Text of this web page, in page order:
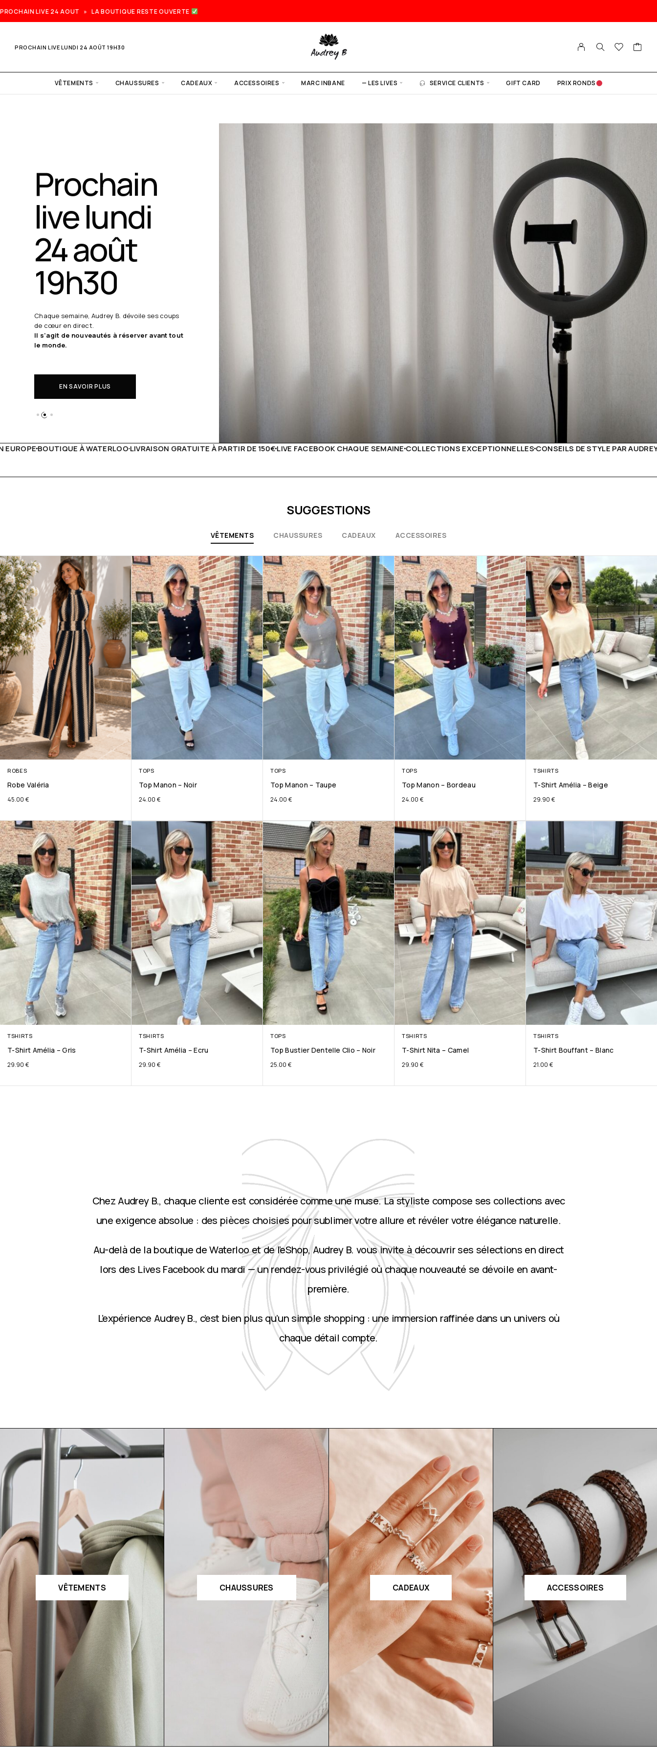
PROCHAIN LIVE 24 AOUT » LA BOUTIQUE RESTE OUVERTE
PROCHAIN LIVE LUNDI 24 AOÛT 19H30
VÊTEMENTS CHAUSSURES CADEAUX ACCESSOIRES MARC INBANE — LES LIVES SERVICE CLIENTS GIFT CARD PRIX RONDS
Prochain
live lundi
24 août
19h30
Chaque semaine, Audrey B. dévoile ses coups
de cœur en direct.
Il s'agit de nouveautés à réserver avant tout
le monde.
EN SAVOIR PLUS
GRATUITE À PARTIR DE 150€LIVE FACEBOOK CHAQUE SEMAINECOLLECTIONS EXCEPTIONNELLESCONSEILS DE STYLE PAR AUDREY B LIVRAISON PARTOUT EN
SUGGESTIONS
VÊTEMENTS CHAUSSURES CADEAUX ACCESSOIRES
ROBES
Robe Valéria
45.00 €
TOPS
Top Manon – Noir
24.00 €
TOPS
Top Manon – Taupe
24.00 €
TOPS
Top Manon – Bordeau
24.00 €
TSHIRTS
T-Shirt Amélia – Beige
29.90 €
TSHIRTS
T-Shirt Amélia – Gris
29.90 €
TSHIRTS
T-Shirt Amélia – Ecru
29.90 €
TOPS
Top Bustier Dentelle Clio – Noir
25.00 €
TSHIRTS
T-Shirt Nita – Camel
29.90 €
TSHIRTS
T-Shirt Bouffant – Blanc
21.00 €
Chez Audrey B., chaque cliente est considérée comme une muse. La styliste compose ses collections avec
une exigence absolue : des pièces choisies pour sublimer votre allure et révéler votre élégance naturelle.
Au-delà de la boutique de Waterloo et de l’eShop, Audrey B. vous invite à découvrir ses sélections en direct
lors des Lives Facebook du mardi — un rendez-vous privilégié où chaque nouveauté se dévoile en avant-
première.
L’expérience Audrey B., c’est bien plus qu’un simple shopping : une immersion raffinée dans un univers où
chaque détail compte.
VÊTEMENTS CHAUSSURES CADEAUX ACCESSOIRES